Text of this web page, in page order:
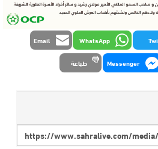
WhatsApp
Email
Messenger طباعة